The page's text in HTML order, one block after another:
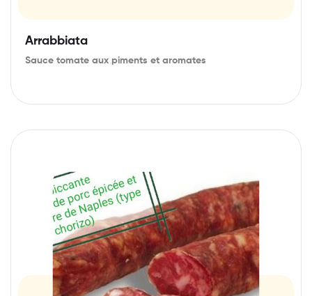
Arrabbiata
Sauce tomate aux piments et aromates